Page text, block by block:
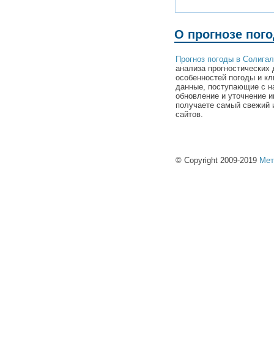
О прогнозе
Прогноз погоды в
анализа
особенностей погоды и
данные, поступающие с
обновление и уточнение
получаете самый свежий
сайтов.
© Copyright 2009-2019